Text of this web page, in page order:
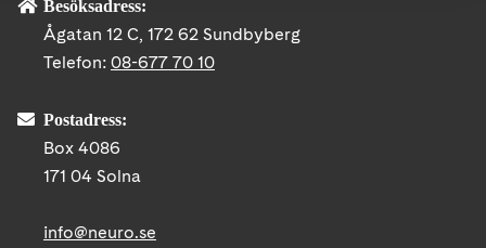
Besöksadress:
Ågatan 12 C, 172 62 Sundbyberg
Telefon: 08-677 70 10
Postadress:
Box 4086
171 04 Solna
info@neuro.se